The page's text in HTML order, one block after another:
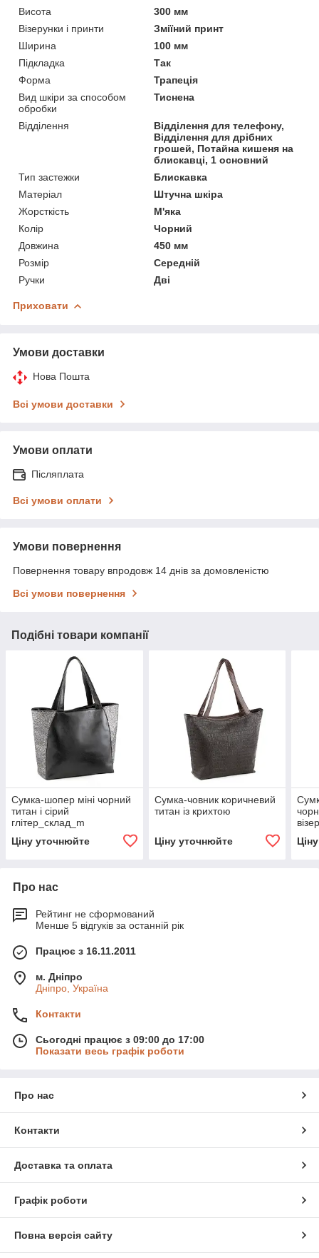
Висота
300 мм
Візерунки і принти
Зміїний принт
Ширина
100 мм
Підкладка
Так
Форма
Трапеція
Вид шкіри за способом
обробки
Тиснена
Відділення
Відділення для телефону,
Відділення для дрібних
грошей, Потайна кишеня на
блискавці, 1 основний
Тип застежки
Блискавка
Матеріал
Штучна шкіра
Жорсткість
М'яка
Колір
Чорний
Довжина
450 мм
Розмір
Середній
Ручки
Дві
Приховати
Умови доставки
Нова Пошта
Всі умови доставки
Умови оплати
Післяплата
Всі умови оплати
Умови повернення
Повернення товару впродовж 14 днів за домовленістю
Всі умови повернення
Подібні товари компанії
Сумка-шопер міні чорний
титан і сірий
глітер_склад_m
Ціну уточнюйте
Сумка-човник коричневий
титан із крихтою
Ціну уточнюйте
Про нас
Рейтинг не сформований
Менше 5 відгуків за останній рік
Працює з 16.11.2011
м. Дніпро
Дніпро, Україна
Контакти
Сьогодні працює з 09:00 до 17:00
Показати весь графік роботи
Про нас
Контакти
Доставка та оплата
Графік роботи
Повна версія сайту